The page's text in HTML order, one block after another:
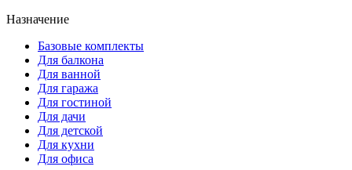
Назначение
Базовые комплекты
Для балкона
Для ванной
Для гаража
Для гостиной
Для дачи
Для детской
Для кухни
Для офиса